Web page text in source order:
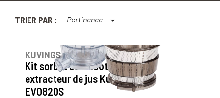
TRIER PAR : Pertinence 
KUVINGS
Kit sorbet et smoothie pour
extracteur de jus Kuvings :
EVO820S